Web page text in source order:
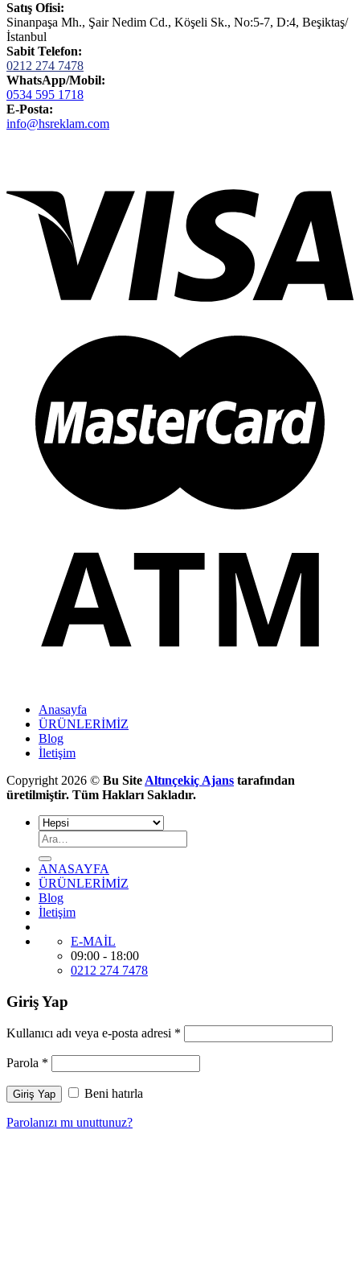
Satış Ofisi:
Sinanpaşa Mh., Şair Nedim Cd., Köşeli Sk., No:5-7, D:4, Beşiktaş/
İstanbul
Sabit Telefon:
0212 274 7478
WhatsApp/Mobil:
0534 595 1718
E-Posta:
info@hsreklam.com
Anasayfa
ÜRÜNLERİMİZ
Blog
İletişim
Copyright 2026 © Bu Site Altınçekiç Ajans tarafından
üretilmiştir. Tüm Hakları Sakladır.
ANASAYFA
ÜRÜNLERİMİZ
Blog
İletişim
E-MAİL
09:00 - 18:00
0212 274 7478
Giriş Yap
Kullanıcı adı veya e-posta adresi *
Parola *
Giriş Yap Beni hatırla
Parolanızı mı unuttunuz?